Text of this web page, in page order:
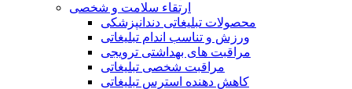
ارتقاء سلامت و شخصی
محصولات تبلیغاتی دندانپزشکی
ورزش و تناسب اندام تبلیغاتی
مراقبت های بهداشتی ترویجی
مراقبت شخصی تبلیغاتی
کاهش دهنده استرس تبلیغاتی